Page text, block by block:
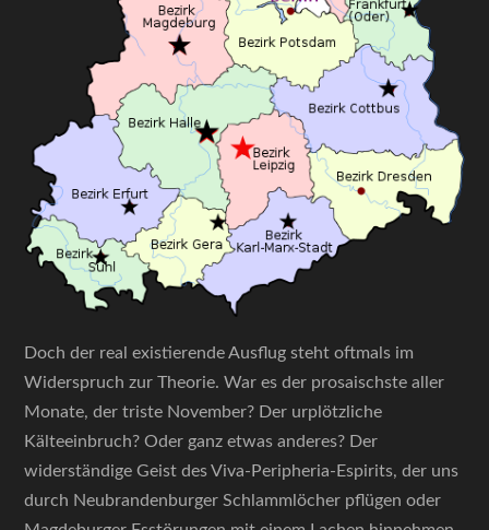
Doch der real existierende Ausflug steht oftmals im
Widerspruch zur Theorie. War es der prosaischste aller
Monate, der triste November? Der urplötzliche
Kälteeinbruch? Oder ganz etwas anderes? Der
widerständige Geist des Viva-Peripheria-Espirits, der uns
durch Neubrandenburger Schlammlöcher pflügen oder